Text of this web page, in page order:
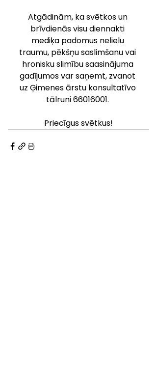
Atgādinām, ka svētkos un
brīvdienās visu diennakti
mediķa padomus nelielu
traumu, pēkšņu saslimšanu vai
hronisku slimību saasinājuma
gadījumos var saņemt, zvanot
uz Ģimenes ārstu konsultatīvo
tālruni 66016001.
Priecīgus svētkus!